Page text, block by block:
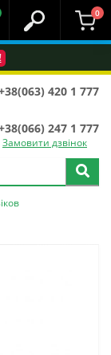
0
420 1 777
247 1 777
Замовити дзвінок